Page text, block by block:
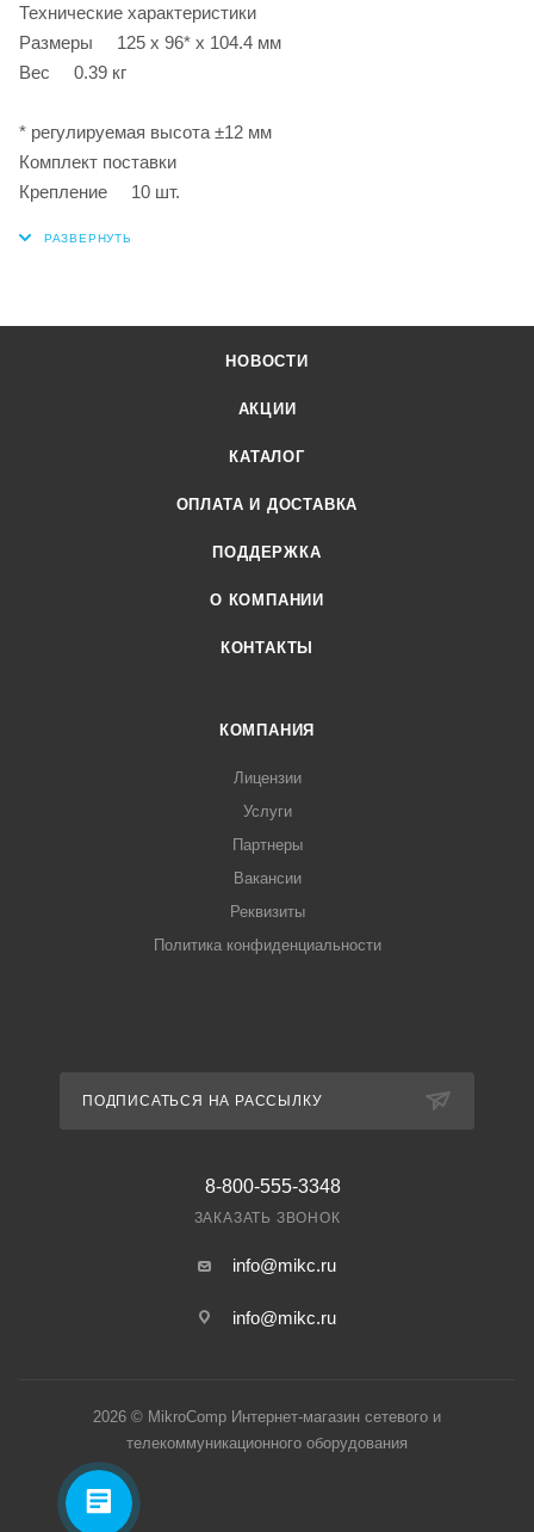
Технические характеристики
Размеры 125 x 96* x 104.4 мм
Вес 0.39 кг
* регулируемая высота ±12 мм
Комплект поставки
Крепление 10 шт.
НОВОСТИ
АКЦИИ
КАТАЛОГ
ОПЛАТА И ДОСТАВКА
ПОДДЕРЖКА
О КОМПАНИИ
КОНТАКТЫ
КОМПАНИЯ
Лицензии
Услуги
Партнеры
Вакансии
Реквизиты
Политика конфиденциальности
ПОДПИСАТЬСЯ НА РАССЫЛКУ
8-800-555-3348
ЗАКАЗАТЬ ЗВОНОК
info@mikc.ru
info@mikc.ru
2026 © MikroComp Интернет-магазин сетевого и
телекоммуникационного оборудования